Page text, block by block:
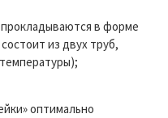
в форме
из двух труб,
оптимально